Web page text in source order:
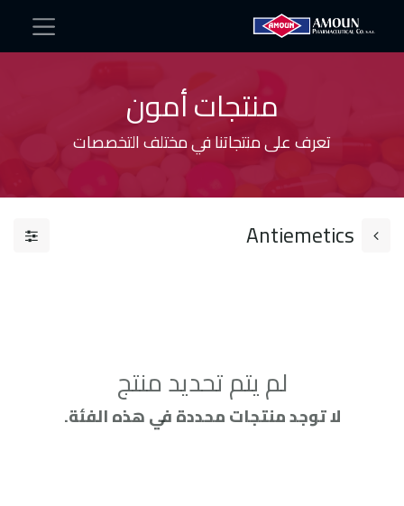
منتجات أمون
تعرف على منتجاتنا في مختلف التخصصات
Antiemetics​
لم يتم تحديد منتج
لا توجد منتجات محددة في هذه الفئة.